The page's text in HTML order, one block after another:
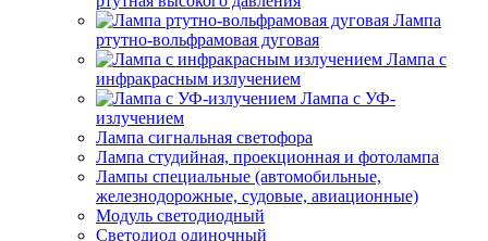
Лампа
ртутно-вольфрамовая дуговая
Лампа с
инфракрасным излучением
Лампа с УФ-
излучением
Лампа сигнальная светофора
Лампа студийная, проекционная и фотолампа
Лампы специальные (автомобильные,
железнодорожные, судовые, авиационные)
Модуль светодиодный
Светодиод одиночный